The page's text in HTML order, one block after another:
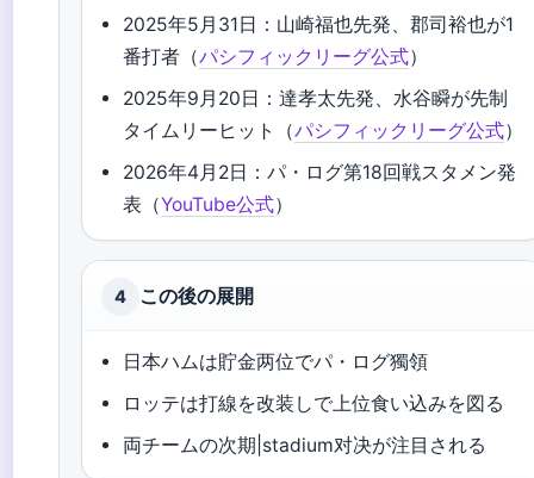
2025年5月31日：山崎福也先発、郡司裕也が1
番打者（パシフィックリーグ公式）
2025年9月20日：達孝太先発、水谷瞬が先制
タイムリーヒット（パシフィックリーグ公式）
2026年4月2日：パ・ログ第18回戦スタメン発
表（YouTube公式）
4 この後の展開
日本ハムは貯金两位でパ・ログ獨領
ロッテは打線を改装しで上位食い込みを図る
両チームの次期|stadium对决が注目される